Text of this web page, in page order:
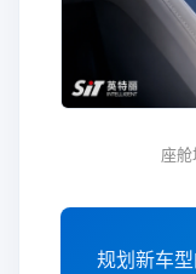
座
规划新车